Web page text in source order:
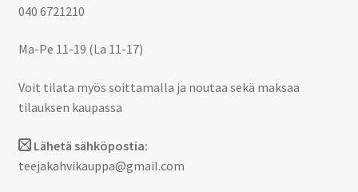
040 6721210
Ma-Pe 11-19 (La 11-17)
Voit tilata myös soittamalla ja noutaa sekä maksaa
tilauksen kaupassa
Lähetä sähköpostia:
teejakahvikauppa@gmail.com